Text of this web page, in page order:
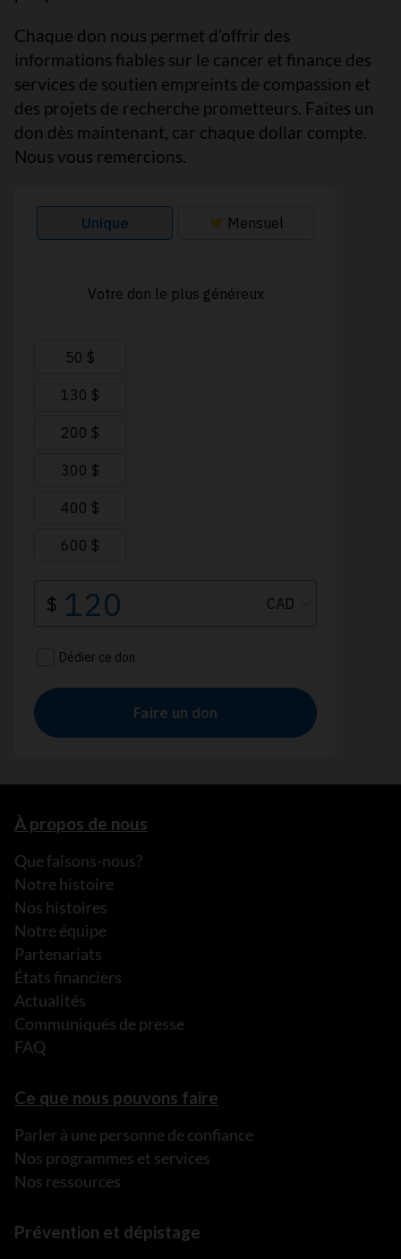
Chaque don nous permet d’offrir des
informations fiables sur le cancer et finance des
services de soutien empreints de compassion et
des projets de recherche prometteurs. Faites un
don dès maintenant, car chaque dollar compte.
Nous vous remercions.
À propos de nous
Que faisons-nous?
Notre histoire
Nos histoires
Notre équipe
Partenariats
États financiers
Actualités
Communiqués de presse
FAQ
Ce que nous pouvons faire
Parler à une personne de confiance
Nos programmes et services
Nos ressources
Prévention et dépistage